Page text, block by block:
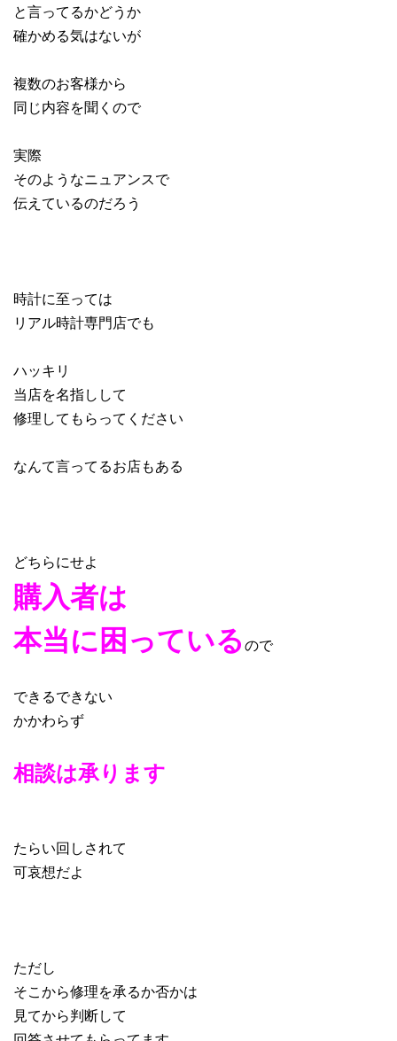
と言ってるかどうか
確かめる気はないが
複数のお客様から
同じ内容を聞くので
実際
そのようなニュアンスで
伝えているのだろう
時計に至っては
リアル時計専門店でも
ハッキリ
当店を名指しして
修理してもらってください
なんて言ってるお店もある
どちらにせよ
購入者は
本当に困っているので
できるできない
かかわらず
相談は承ります
たらい回しされて
可哀想だよ
ただし
そこから修理を承るか否かは
見てから判断して